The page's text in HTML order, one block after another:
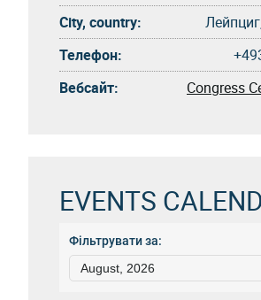
City, country:
Телефон:
Вебсайт:
Congress
EVENTS
Фільтрувати за:
August, 2026